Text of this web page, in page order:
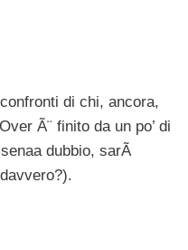
di chi, ancora,
Ã¨ finito da un po’ di
dubbio, sarÃ